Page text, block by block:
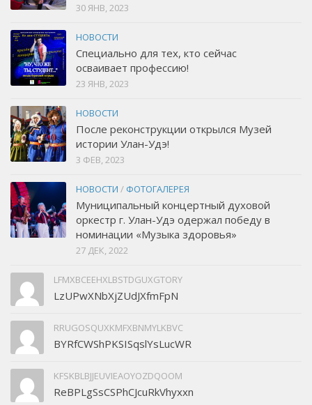
30 ЯНВ, 2023
НОВОСТИ
Специально для тех, кто сейчас
осваивает профессию!
23 ЯНВ, 2023
НОВОСТИ
После реконструкции открылся Музей
истории Улан-Удэ!
3 ФЕВ, 2023
НОВОСТИ / ФОТОГАЛЕРЕЯ
Муниципальный концертный духовой
оркестр г. Улан-Удэ одержал победу в
номинации «Музыка здоровья»
27 ДЕК, 2022
LFMXBCEEHXLBSTDGUXGTORY
LzUPwXNbXjZUdJXfmFpN
RRUGOSQUXKMFXBNMYLKBVC
BYRfCWShPKSISqslYsLucWR
KFSKBLBJJEUVIEAOYOZDQOOM
ReBPLgSsCSPhCJcuRkVhyxxn